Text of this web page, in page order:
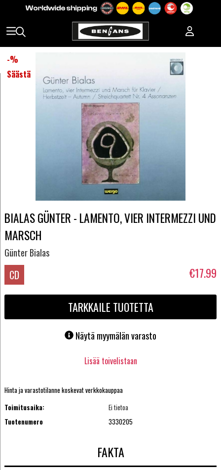
-%
Säästä
BIALAS GÜNTER - LAMENTO, VIER INTERMEZZI UND
MARSCH
Günter Bialas
CD €17.99
TARKKAILE TUOTETTA
Näytä myymälän varasto
Lisää toivelistaan
Hinta ja varastotilanne koskevat verkkokauppaa
Toimitusaika:
Ei tietoa
Tuotenumero
3330205
FAKTA